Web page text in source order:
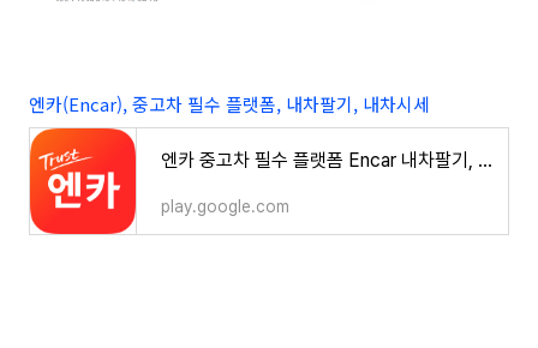
엔카(Encar), 중고차 필수 플랫폼, 내차팔기, 내차시세
엔카 중고차 필수 플랫폼 Encar 내차팔기, 내차시세 - Google Play 앱
play.google.com